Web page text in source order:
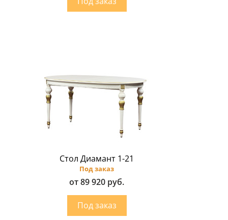
Стол Диамант 1-21
Под заказ
от 89 920 руб.